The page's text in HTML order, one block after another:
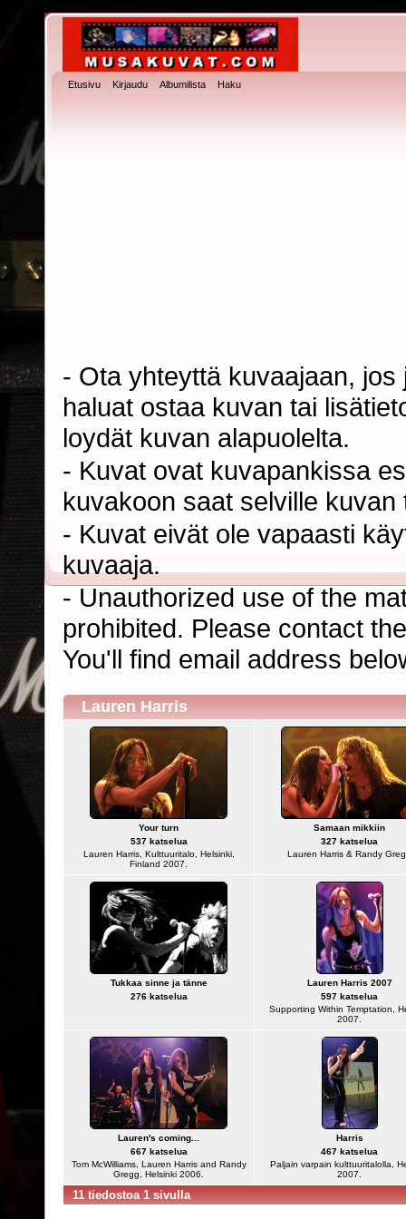
Etusivu Kirjaudu Albumilista Haku
- Ota yhteyttä kuvaajaan,
haluat ostaa kuvan tai
loydät kuvan alapuolelta.
- Kuvat ovat kuvapankissa
kuvakoon saat selville
- Kuvat eivät ole vapaasti
kuvaaja.
- Unauthorized use of the
prohibited. Please contact
You'll find email address
Lauren Harris
Your turn
537 katselua
Lauren Harris, Kulttuuritalo, Helsinki,
Finland 2007.
Samaan mikkiin
327 katselua
Lauren Harris & Randy
Tukkaa sinne ja tänne
276 katselua
Lauren Harris 2007
597 katselua
Supporting Within Temptation,
2007.
Lauren's coming...
667 katselua
Tom McWilliams, Lauren Harris and Randy
Gregg, Helsinki 2006.
Harris
467 katselua
Paljain varpain kulttuuritalolla,
2007.
11 tiedostoa 1 sivulla